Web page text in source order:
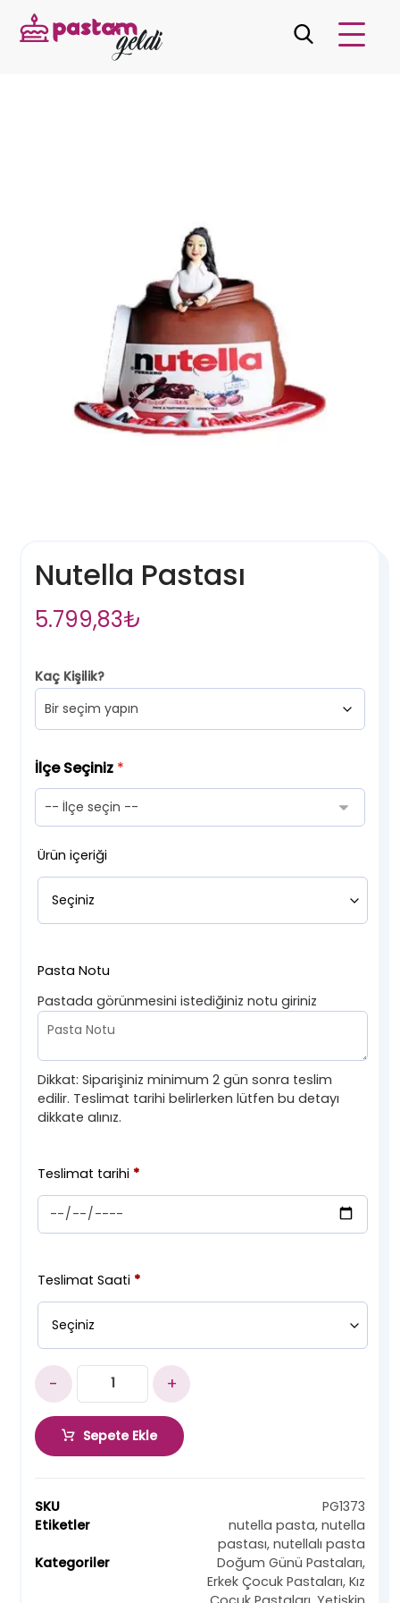
Nutella Pastası
5.799,83₺
Kaç Kişilik?
İlçe Seçiniz *
Ürün içeriği
Pasta Notu
Pastada görünmesini istediğiniz notu giriniz
Dikkat: Siparişiniz minimum 2 gün sonra teslim
edilir. Teslimat tarihi belirlerken lütfen bu detayı
dikkate alınız.
Teslimat tarihi *
Teslimat Saati *
- +
Sepete Ekle
SKU
PG1373
Etiketler
nutella pasta, nutella
pastası, nutellalı pasta
Kategoriler
Doğum Günü Pastaları,
Erkek Çocuk Pastaları, Kız